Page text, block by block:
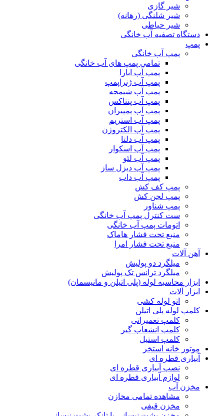
شیر گازی
شیر شلنگی (رهانه)
شیر حیاطی
دستگاه تصفیه آب خانگی
پمپ
پمپ آب خانگی
تمامی پمپ های آب خانگی
پمپ آب ابارا
پمپ آب ژنراپمپ
پمپ آب شیمجه
پمپ آب پنتاکس
پمپ آب پمپیران
پمپ آب استریم
پمپ آب الکتروژن
پمپ آب دلتا
پمپ آب اسکوار
پمپ آب لئو
پمپ آب دیزل ساز
پمپ آب داب
پمپ کف کش
پمپ لجن کش
پمپ شناور
ست کنترل پمپ آب خانگی
اتومات پمپ آب خانگی
منبع تحت فشار هاماک
منبع تحت فشار امرا
آهن آلات
میلگرد دو پولیش
میلگرد ترانس تک پولیش
ابزار محاسبه لوله (پلی اتیلن و مانیسمان)
ابزار آلات
اتو لوله کشی
کلمپ لوله پلی اتیلن
کلمپ تعمیراتی
کلمپ انشعاب گیر
کلمپ استیل
موتور خانه استخر
آبیاری قطره ای
نصب آبیاری قطره ای
لوازم آبیاری قطره ای
مخزن آب
مشاهده تمامی مخازن
مخزن قیفی